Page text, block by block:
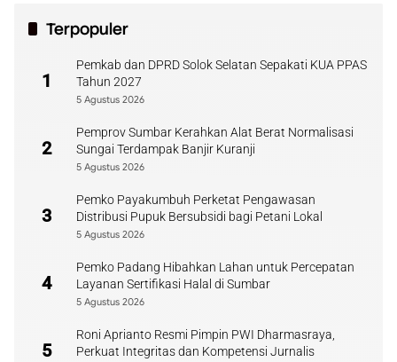
Terpopuler
1
Pemkab dan DPRD Solok Selatan Sepakati KUA PPAS
Tahun 2027
5 Agustus 2026
2
Pemprov Sumbar Kerahkan Alat Berat Normalisasi
Sungai Terdampak Banjir Kuranji
5 Agustus 2026
3
Pemko Payakumbuh Perketat Pengawasan
Distribusi Pupuk Bersubsidi bagi Petani Lokal
5 Agustus 2026
4
Pemko Padang Hibahkan Lahan untuk Percepatan
Layanan Sertifikasi Halal di Sumbar
5 Agustus 2026
5
Roni Aprianto Resmi Pimpin PWI Dharmasraya,
Perkuat Integritas dan Kompetensi Jurnalis